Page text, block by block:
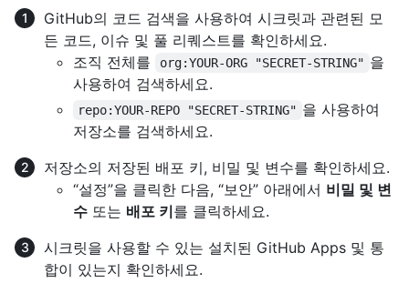
GitHub의 코드 검색을 사용하여 시크릿과 관련된 모
든 코드, 이슈 및 풀 리퀘스트를 확인하세요.
조직 전체를
org:YOUR-ORG "SECRET-STRING" 을
사용하여 검색하세요.
repo:YOUR-REPO "SECRET-STRING" 을 사용하여
저장소를 검색하세요.
저장소의 저장된 배포 키, 비밀 및 변수를 확인하세요.
“설정”을 클릭한 다음, “보안” 아래에서 비밀 및 변
수 또는 배포 키를 클릭하세요.
시크릿을 사용할 수 있는 설치된 GitHub Apps 및 통
합이 있는지 확인하세요.